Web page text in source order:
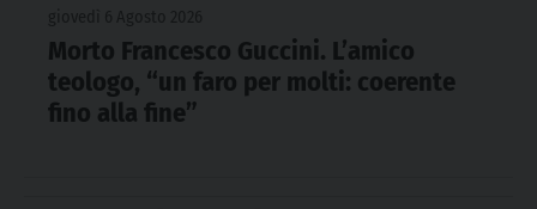
Morto Francesco Guccini. L’amico
teologo, “un faro per molti: coerente
fino alla fine”